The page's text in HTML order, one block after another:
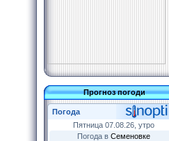
Прогноз погоди
Погода
Пятница 07.08.26, утро
Погода в Семеновке